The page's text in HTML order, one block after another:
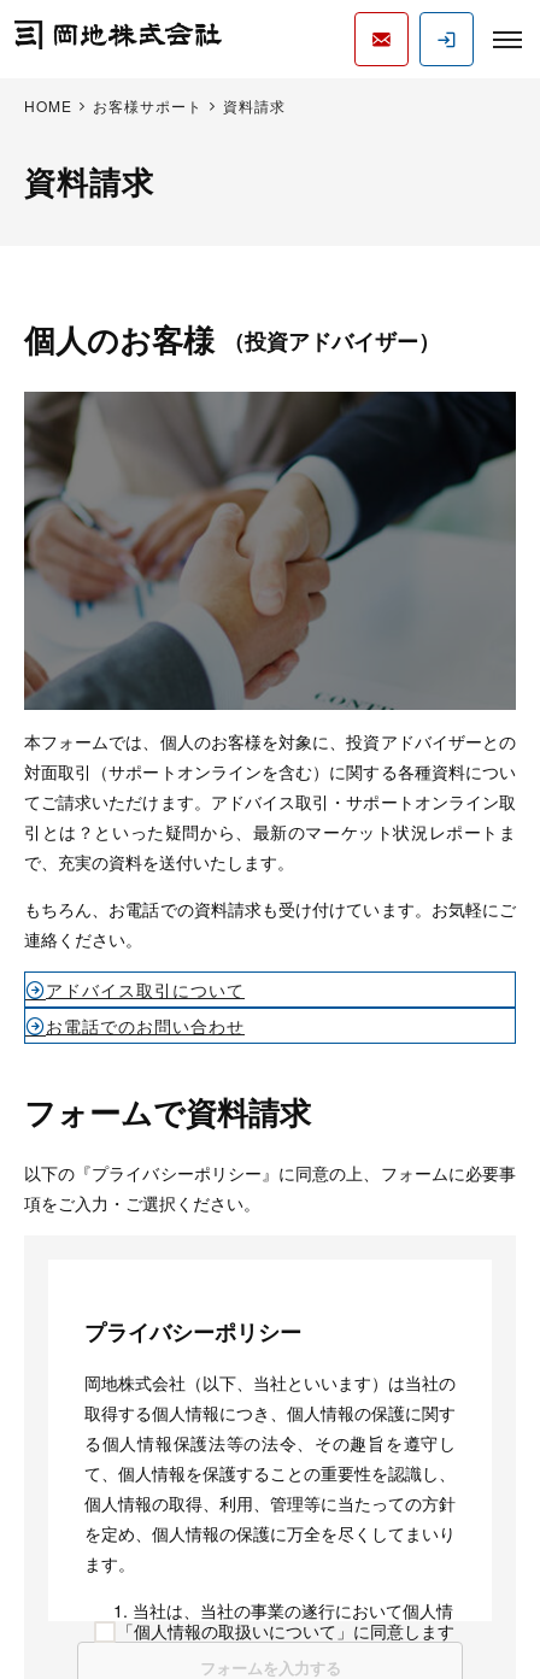
HOME お客様サポート 資料請求
資料請求
個人のお客様 （投資アドバイザー）
本フォームでは、個人のお客様を対象に、投資アドバイザーとの
対面取引（サポートオンラインを含む）に関する各種資料につい
てご請求いただけます。アドバイス取引・サポートオンライン取
引とは？といった疑問から、最新のマーケット状況レポートま
で、充実の資料を送付いたします。
もちろん、お電話での資料請求も受け付けています。お気軽にご
連絡ください。
アドバイス取引について
お電話でのお問い合わせ
フォームで資料請求
以下の『プライバシーポリシー』に同意の上、フォームに必要事
項をご入力・ご選択ください。
プライバシーポリシー
岡地株式会社（以下、当社といいます）は当社の
取得する個人情報につき、個人情報の保護に関す
る個人情報保護法等の法令、その趣旨を遵守し
て、個人情報を保護することの重要性を認識し、
個人情報の取得、利用、管理等に当たっての方針
を定め、個人情報の保護に万全を尽くしてまいり
ます。
当社は、当社の事業の遂行において個人情
報を取り扱う場合には、個人情報の保護に
関する法令等を遵守します。
「個人情報の取扱いについて」に同意します